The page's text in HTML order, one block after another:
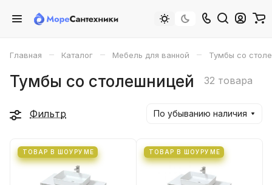
Главная – Каталог – Мебель для ванной – Тумбы со
Тумбы со столешницей 32 товара
Фильтр По убыванию наличия
ТОВАР В ШОУРУМЕ ТОВАР В ШОУРУМЕ